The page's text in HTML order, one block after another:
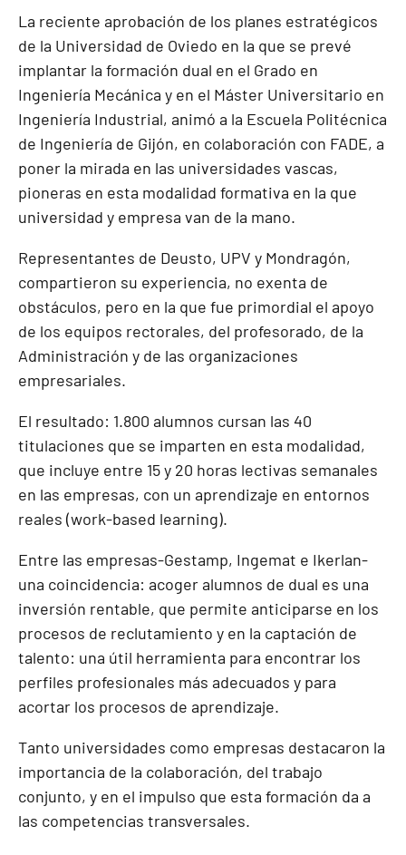
La reciente aprobación de los planes estratégicos
de la Universidad de Oviedo en la que se prevé
implantar la formación dual en el Grado en
Ingeniería Mecánica y en el Máster Universitario en
Ingeniería Industrial, animó a la Escuela Politécnica
de Ingeniería de Gijón, en colaboración con FADE, a
poner la mirada en las universidades vascas,
pioneras en esta modalidad formativa en la que
universidad y empresa van de la mano.
Representantes de Deusto, UPV y Mondragón,
compartieron su experiencia, no exenta de
obstáculos, pero en la que fue primordial el apoyo
de los equipos rectorales, del profesorado, de la
Administración y de las organizaciones
empresariales.
El resultado: 1.800 alumnos cursan las 40
titulaciones que se imparten en esta modalidad,
que incluye entre 15 y 20 horas lectivas semanales
en las empresas, con un aprendizaje en entornos
reales (work-based learning).
Entre las empresas-Gestamp, Ingemat e Ikerlan-
una coincidencia: acoger alumnos de dual es una
inversión rentable, que permite anticiparse en los
procesos de reclutamiento y en la captación de
talento: una útil herramienta para encontrar los
perfiles profesionales más adecuados y para
acortar los procesos de aprendizaje.
Tanto universidades como empresas destacaron la
importancia de la colaboración, del trabajo
conjunto, y en el impulso que esta formación da a
las competencias transversales.